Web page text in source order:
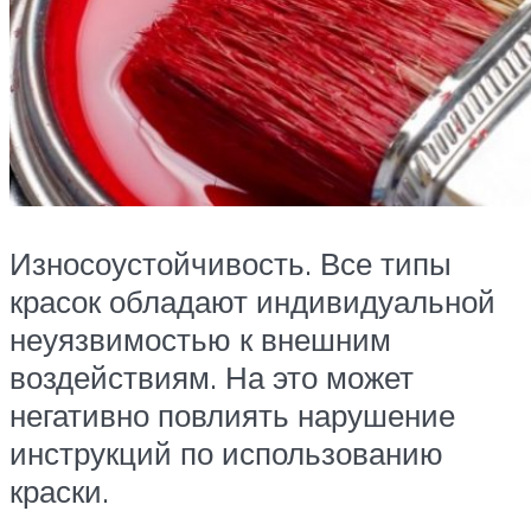
Износоустойчивость. Все типы
красок обладают индивидуальной
неуязвимостью к внешним
воздействиям. На это может
негативно повлиять нарушение
инструкций по использованию
краски.